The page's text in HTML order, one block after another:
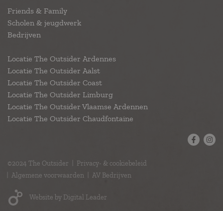
Friends & Family
Scholen & jeugdwerk
Bedrijven
Locatie The Outsider Ardennes
Locatie The Outsider Aalst
Locatie The Outsider Coast
Locatie The Outsider Limburg
Locatie The Outsider Vlaamse Ardennen
Locatie The Outsider Chaudfontaine
©2024 The Outsider
Privacy- & cookiebeleid
Algemene voorwaarden
AV Bedrijven
Website by Digital Leader